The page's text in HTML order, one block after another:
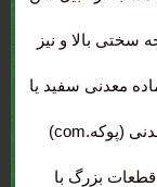
بالا و نیز
این ماده معدنی سفید یا
خاکستری مایل به سفید یا زرد است . *پوکه معدنی (پوکه.com)
قطعات بزرگ با